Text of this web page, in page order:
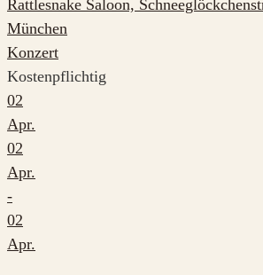
Rattlesnake Saloon,
München
Konzert
Kostenpflichtig
02
Apr.
02
Apr.
-
02
Apr.